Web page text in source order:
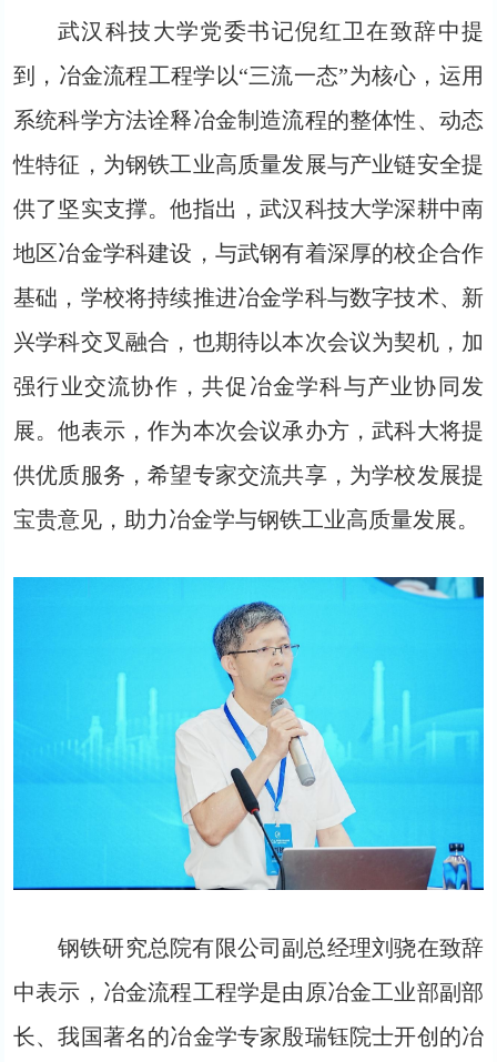
武汉科技大学党委书记倪红卫在致辞中提
到，冶金流程工程学以“三流一态”为核心，运用
系统科学方法诠释冶金制造流程的整体性、动态
性特征，为钢铁工业高质量发展与产业链安全提
供了坚实支撑。他指出，武汉科技大学深耕中南
地区冶金学科建设，与武钢有着深厚的校企合作
基础，学校将持续推进冶金学科与数字技术、新
兴学科交叉融合，也期待以本次会议为契机，加
强行业交流协作，共促冶金学科与产业协同发
展。他表示，作为本次会议承办方，武科大将提
供优质服务，希望专家交流共享，为学校发展提
宝贵意见，助力冶金学与钢铁工业高质量发展。
钢铁研究总院有限公司副总经理刘骁在致辞
中表示，冶金流程工程学是由原冶金工业部副部
长、我国著名的冶金学专家殷瑞钰院士开创的冶